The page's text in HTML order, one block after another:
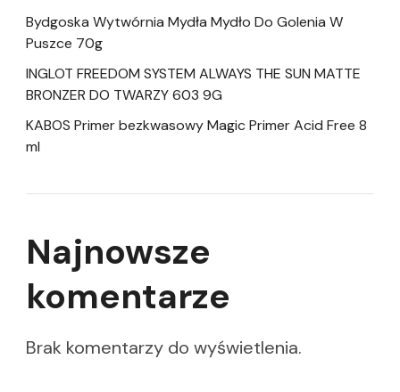
Bydgoska Wytwórnia Mydła Mydło Do Golenia W
Puszce 70g
INGLOT FREEDOM SYSTEM ALWAYS THE SUN MATTE
BRONZER DO TWARZY 603 9G
KABOS Primer bezkwasowy Magic Primer Acid Free 8
ml
Najnowsze
komentarze
Brak komentarzy do wyświetlenia.